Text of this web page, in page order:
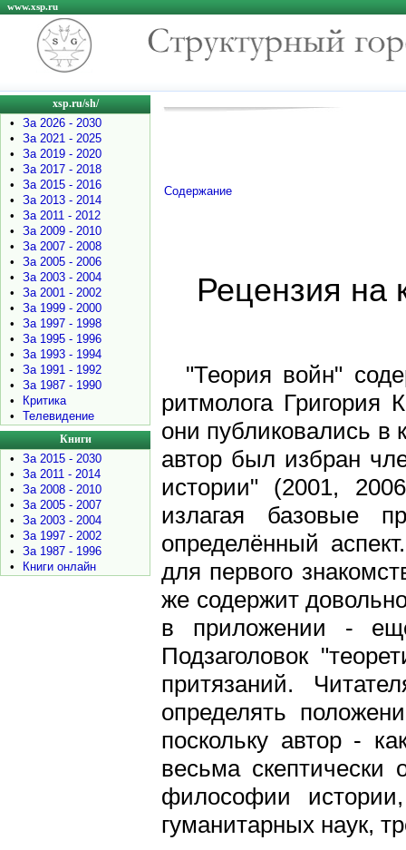
www.xsp.ru
xsp.ru/sh/
•
За 2026 - 2030
•
За 2021 - 2025
•
За 2019 - 2020
•
За 2017 - 2018
•
За 2015 - 2016
•
За 2013 - 2014
•
За 2011 - 2012
•
За 2009 - 2010
•
За 2007 - 2008
•
За 2005 - 2006
•
За 2003 - 2004
•
За 2001 - 2002
•
За 1999 - 2000
•
За 1997 - 1998
•
За 1995 - 1996
•
За 1993 - 1994
•
За 1991 - 1992
•
За 1987 - 1990
•
Критика
•
Телевидение
Книги
•
За 2015 - 2030
•
За 2011 - 2014
•
За 2008 - 2010
•
За 2005 - 2007
•
За 2003 - 2004
•
За 1997 - 2002
•
За 1987 - 1996
•
Книги онлайн
Содержание
Рецензия на
"Теория войн"
ритмолога
они публиковались в
автор был избран
истории" (2001,
излагая базовые
определённый
для первого
же содержит
в приложении -
Подзаголовок
притязаний.
определять
поскольку автор -
весьма
философии
гуманитарных наук,